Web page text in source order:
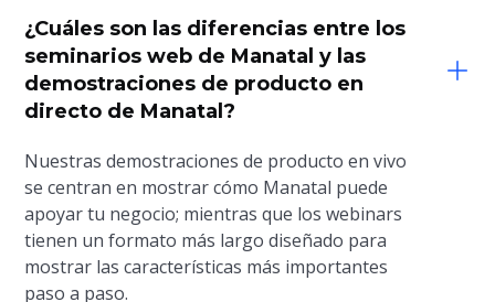
¿Cuáles son las diferencias entre los
seminarios web de Manatal y las
demostraciones de producto en
directo de Manatal?
Nuestras demostraciones de producto en vivo
se centran en mostrar cómo Manatal puede
apoyar tu negocio; mientras que los webinars
tienen un formato más largo diseñado para
mostrar las características más importantes
paso a paso.